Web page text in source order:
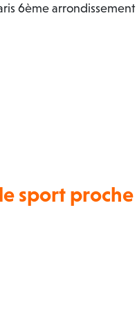
6ème arrondissement
sport proche